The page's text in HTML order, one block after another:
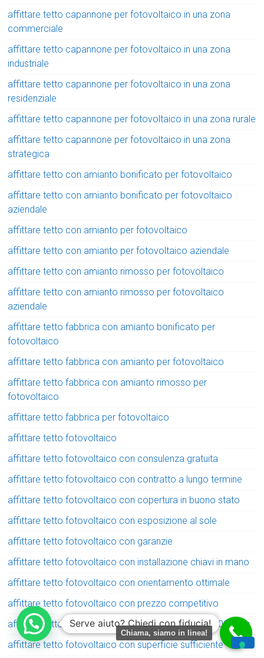
affittare tetto capannone per fotovoltaico in una zona
commerciale
affittare tetto capannone per fotovoltaico in una zona
industriale
affittare tetto capannone per fotovoltaico in una zona
residenziale
affittare tetto capannone per fotovoltaico in una zona rurale
affittare tetto capannone per fotovoltaico in una zona
strategica
affittare tetto con amianto bonificato per fotovoltaico
affittare tetto con amianto bonificato per fotovoltaico
aziendale
affittare tetto con amianto per fotovoltaico
affittare tetto con amianto per fotovoltaico aziendale
affittare tetto con amianto rimosso per fotovoltaico
affittare tetto con amianto rimosso per fotovoltaico
aziendale
affittare tetto fabbrica con amianto bonificato per
fotovoltaico
affittare tetto fabbrica con amianto per fotovoltaico
affittare tetto fabbrica con amianto rimosso per
fotovoltaico
affittare tetto fabbrica per fotovoltaico
affittare tetto fotovoltaico
affittare tetto fotovoltaico con consulenza gratuita
affittare tetto fotovoltaico con contratto a lungo termine
affittare tetto fotovoltaico con copertura in buono stato
affittare tetto fotovoltaico con esposizione al sole
affittare tetto fotovoltaico con garanzie
affittare tetto fotovoltaico con installazione chiavi in mano
affittare tetto fotovoltaico con orientamento ottimale
affittare tetto fotovoltaico con prezzo competitivo
affittare tetto fotovoltaico con superficie minima 4000 mq
affittare tetto fotovoltaico con superficie sufficiente
Serve aiuto? Chiedi con fiducia!
Chiama, siamo in linea!